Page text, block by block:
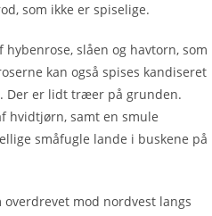
som ikke er spiselige.
slåen og havtorn, som
kan også spises kandiseret
Der er lidt træer på grunden.
hvidtjørn, samt en smule
småfugle lande i buskene på
mod nordvest langs